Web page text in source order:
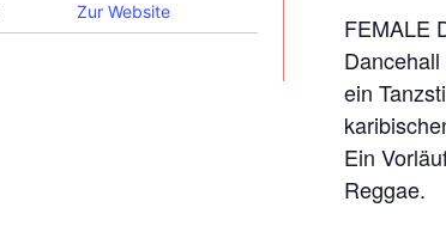
FEMALE
ein
Ein
Reggae.
Zur Website